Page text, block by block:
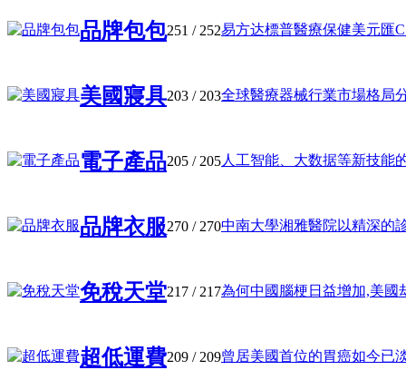
品牌包包251 / 252易方达標普醫療保健美元匯C
美國寢具203 / 203全球醫療器械行業市場格局
電子產品205 / 205人工智能、大数据等新技能
品牌衣服270 / 270中南大學湘雅醫院以精深的
免稅天堂217 / 217為何中國腦梗日益增加,美國
超低運費209 / 209曾居美國首位的胃癌如今已